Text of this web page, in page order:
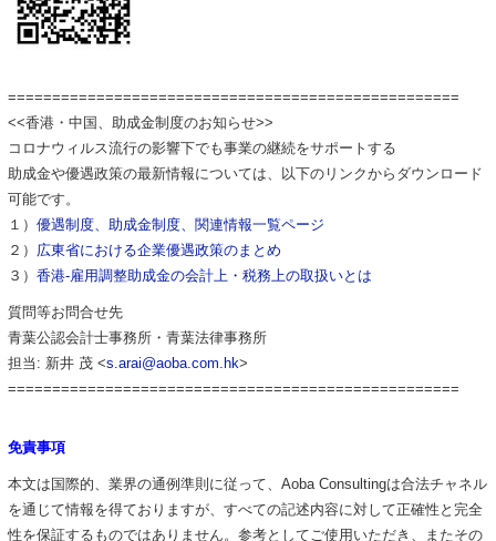
===================================================
<<香港・中国、助成金制度のお知らせ>>
コロナウィルス流行の影響下でも事業の継続をサポートする
助成金や優遇政策の最新情報については、以下のリンクからダウンロード
可能です。
１） 優遇制度、助成金制度、関連情報一覧ページ
２） 広東省における企業優遇政策のまとめ
３） 香港-雇用調整助成金の会計上・税務上の取扱いとは
質問等お問合せ先
青葉公認会計士事務所・青葉法律事務所
担当: 新井 茂 <s.arai@aoba.com.hk>
===================================================
免責事項
本文は国際的、業界の通例準則に従って、Aoba Consultingは合法チャネル
を通じて情報を得ておりますが、すべての記述内容に対して正確性と完全
性を保証するものではありません。参考としてご使用いただき、またその